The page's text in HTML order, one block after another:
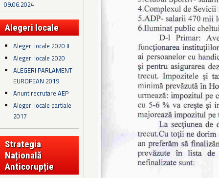
09.06.2024
Alegeri locale
Alegeri locale 2020 II
Alegeri locale 2020
ALEGERI PARLAMENT
EUROPEAN 2019
Anunt recrutare AEP
Alegeri locale partiale
2017
Strategia
Națională
Anticorupție